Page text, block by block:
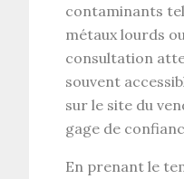
contaminants
métaux lourds ou
consultation
souvent
sur le site du
gage de
En prenant le